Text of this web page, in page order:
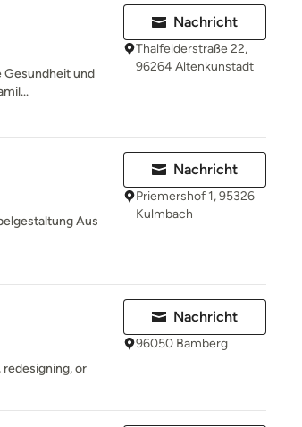
Gesundheit und
Nachricht
Thalfelderstraße 22,
96264 Altenkunstadt
Aus
Nachricht
Priemershof 1, 95326
Kulmbach
or
Nachricht
96050 Bamberg